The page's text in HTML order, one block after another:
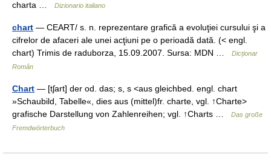
charta …
Dizionario italiano
chart — CEART/ s. n. reprezentare grafică a evoluţiei cursului şi a
cifrelor de afaceri ale unei acţiuni pe o perioadă dată. (< engl.
chart) Trimis de raduborza, 15.09.2007. Sursa: MDN …
Dicționar
Român
Chart — [tʃart] der od. das; s, s <aus gleichbed. engl. chart
»Schaubild, Tabelle«, dies aus (mittel)fr. charte, vgl. ↑Charte>
grafische Darstellung von Zahlenreihen; vgl. ↑Charts …
Das große
Fremdwörterbuch